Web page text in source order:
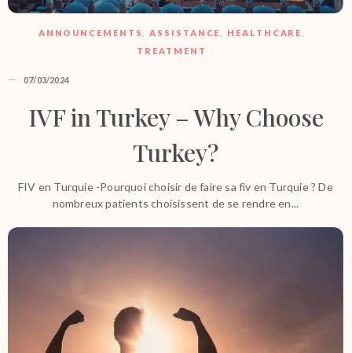
ANNOUNCEMENTS ASSISTANCE HEALTHCARE
TREATMENT
07/03/2024
IVF in Turkey – Why Choose
Turkey?
FIV en Turquie -Pourquoi choisir de faire sa fiv en Turquie ? De
nombreux patients choisissent de se rendre en...